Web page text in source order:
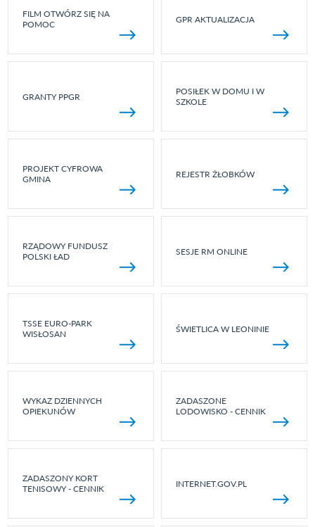
FILM OTWÓRZ SIĘ NA
POMOC
GPR AKTUALIZACJA
GRANTY PPGR
POSIŁEK W DOMU I W
SZKOLE
PROJEKT CYFROWA
GMINA
REJESTR ŻŁOBKÓW
RZĄDOWY FUNDUSZ
POLSKI ŁAD
SESJE RM ONLINE
TSSE EURO-PARK
WISŁOSAN
ŚWIETLICA W LEONINIE
WYKAZ DZIENNYCH
OPIEKUNÓW
ZADASZONE
LODOWISKO - CENNIK
ZADASZONY KORT
TENISOWY - CENNIK
INTERNET.GOV.PL